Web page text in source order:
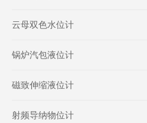
云母双色水位计
锅炉汽包液位计
磁致伸缩液位计
射频导纳物位计